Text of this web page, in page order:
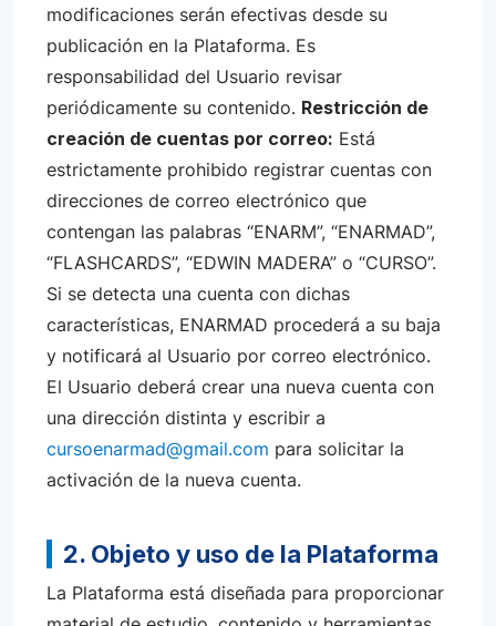
modificaciones serán efectivas desde su
publicación en la Plataforma. Es
responsabilidad del Usuario revisar
periódicamente su contenido. Restricción de
creación de cuentas por correo: Está
estrictamente prohibido registrar cuentas con
direcciones de correo electrónico que
contengan las palabras “ENARM”, “ENARMAD”,
“FLASHCARDS”, “EDWIN MADERA” o “CURSO”.
Si se detecta una cuenta con dichas
características, ENARMAD procederá a su baja
y notificará al Usuario por correo electrónico.
El Usuario deberá crear una nueva cuenta con
una dirección distinta y escribir a
cursoenarmad@gmail.com para solicitar la
activación de la nueva cuenta.
2. Objeto y uso de la Plataforma
La Plataforma está diseñada para proporcionar